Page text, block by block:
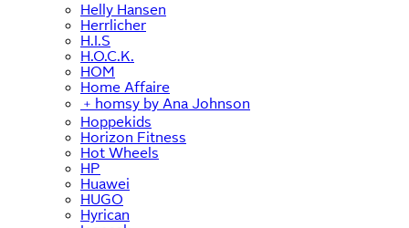
Helly Hansen
Herrlicher
H.I.S
H.O.C.K.
HOM
Home Affaire
﹢ homsy by Ana Johnson
Hoppekids
Horizon Fitness
Hot Wheels
HP
Huawei
HUGO
Hyrican